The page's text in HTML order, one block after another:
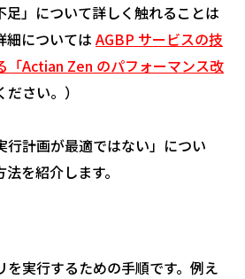
足」について詳しく触れることは
細については AGBP サービスの技
「Actian Zen のパフォーマンス改
さい。）
行計画が最適ではない」につい
を紹介します。
を実行するための手順です。例え